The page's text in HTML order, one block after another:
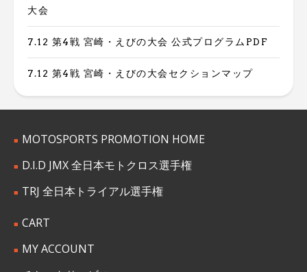
大会
7.12 第4戦 宮崎・えびの大会 公式プログラムPDF
7.12 第4戦 宮崎・えびの大会セクションマップ
MOTOSPORTS PROMOTION HOME
D.I.D JMX 全日本モトクロス選手権
TRJ 全日本トライアル選手権
CART
MY ACCOUNT